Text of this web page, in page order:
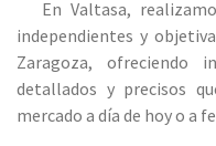
En Valtasa,
independientes y
Zaragoza, ofreciendo
detallados y precisos
mercado a día de hoy o a